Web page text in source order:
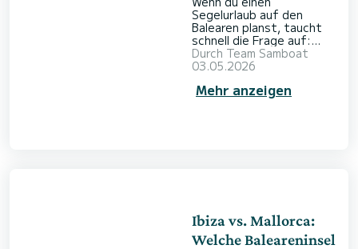
Guide
Segelurlaub auf den
Balearen planst, taucht
schnell die Frage auf:
Welches Boot ist für das
Segeln rund um Mallorca
versteckte Buchten
Katamaranen für Familien
bis zu wendigen S
Durch Team Samboat
03.05.2026
Mehr anzeigen
Ibiza vs. Mallorca:
Welche Baleareninsel